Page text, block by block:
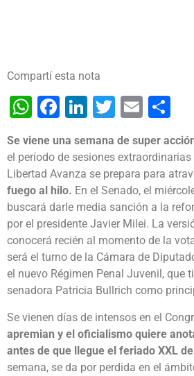
Compartí esta nota
WhatsApp
Facebook
LinkedIn
TwitterEmail
Se viene una semana de super
el período de sesiones extraordinarias
Libertad Avanza se prepara para
fuego al hilo. En el Senado, el
buscará darle media sanción a la
por el presidente Javier Milei. La
conocerá recién al momento de la
será el turno de la Cámara de
el nuevo Régimen Penal Juvenil, que
senadora Patricia Bullrich como
Se vienen días de intensos en el
apremian y el oficialismo quiere
antes de que llegue el feriado XXL
semana, se da por perdida en el